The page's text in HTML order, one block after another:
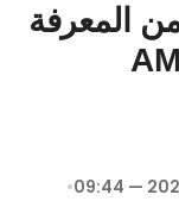
المعرفة
•